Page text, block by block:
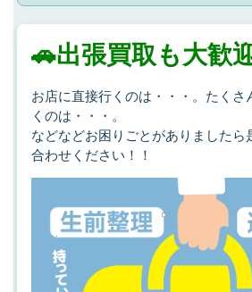
🚗出張買取も大歓
お店に直接行くのは・・・。たくさ
くのは・・・。
などなどお困りごとがありましたら
合わせください！！